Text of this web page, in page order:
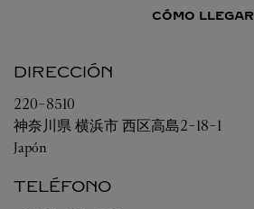
CÓMO LLEGAR
DIRECCIÓN
220-8510
神奈川県 横浜市 西区高島2-18-1
Japón
TELÉFONO